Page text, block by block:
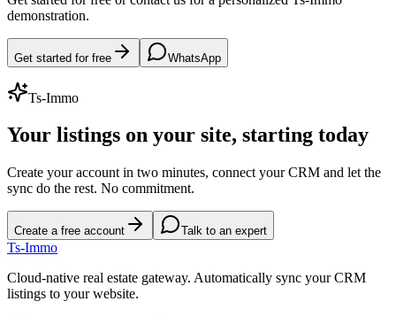
demonstration.
Get started for free WhatsApp
Ts-Immo
Your listings on your site, starting today
Create your account in two minutes, connect your CRM and let the
sync do the rest. No commitment.
Create a free account Talk to an expert
Ts-Immo
Cloud-native real estate gateway. Automatically sync your CRM
listings to your website.